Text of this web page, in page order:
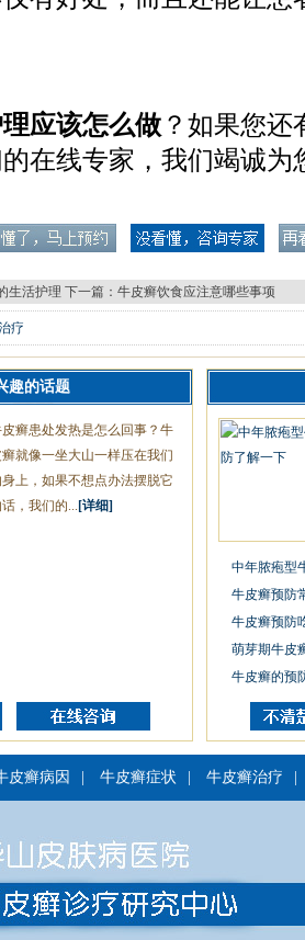
应该怎么做 ？如果您
在线专家，我们竭诚为
生活护理 下一篇： 牛皮癣饮食应注意哪些事项
疗
趣的话题
癣患处发热是怎么回事？牛
癣就像一坐大山一样压在我们
上，如果不想点办法摆脱它
，我们的... [详细]
中年脓疱型
牛皮癣预防
牛皮癣预防
萌芽期牛皮
牛皮癣的预
皮癣病因 牛皮癣症状 牛皮癣治疗